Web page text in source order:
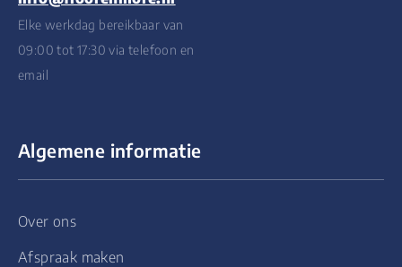
Elke werkdag bereikbaar van
09:00 tot 17:30 via telefoon en
email
Algemene informatie
Over ons
Afspraak maken